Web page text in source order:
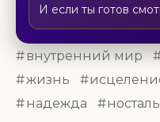
И если ты готов
внутренний мир
жизнь
надежда